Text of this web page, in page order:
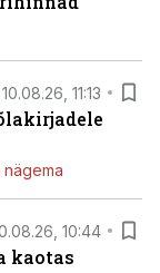
10.08.26, 11:13
10:44
kaotas